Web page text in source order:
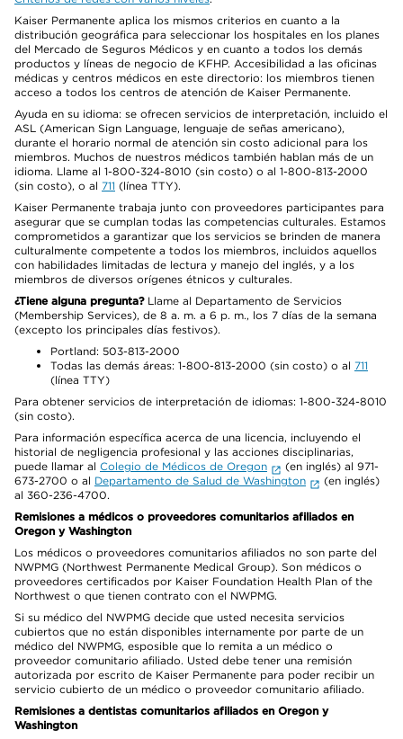
Kaiser Permanente aplica los mismos criterios en cuanto a la
distribución geográfica para seleccionar los hospitales en los planes
del Mercado de Seguros Médicos y en cuanto a todos los demás
productos y líneas de negocio de KFHP. Accesibilidad a las oficinas
médicas y centros médicos en este directorio: los miembros tienen
acceso a todos los centros de atención de Kaiser Permanente.
Ayuda en su idioma: se ofrecen servicios de interpretación, incluido el
ASL (American Sign Language, lenguaje de señas americano),
durante el horario normal de atención sin costo adicional para los
miembros. Muchos de nuestros médicos también hablan más de un
idioma. Llame al 1-800-324-8010 (sin costo) o al 1-800-813-2000
(sin costo), o al 711 (línea TTY).
Kaiser Permanente trabaja junto con proveedores participantes para
asegurar que se cumplan todas las competencias culturales. Estamos
comprometidos a garantizar que los servicios se brinden de manera
culturalmente competente a todos los miembros, incluidos aquellos
con habilidades limitadas de lectura y manejo del inglés, y a los
miembros de diversos orígenes étnicos y culturales.
¿Tiene alguna pregunta?Llame al Departamento de Servicios
(Membership Services), de 8 a. m. a 6 p. m., los 7 días de la semana
(excepto los principales días festivos).
Portland: 503-813-2000
Todas las demás áreas: 1-800-813-2000 (sin costo) o al 711
(línea TTY)
Para obtener servicios de interpretación de idiomas: 1-800-324-8010
(sin costo).
Para información específica acerca de una licencia, incluyendo el
historial de negligencia profesional y las acciones disciplinarias,
puede llamar al Colegio de Médicos de Oregon
(en inglés) al 971-
673-2700 o al Departamento de Salud de Washington
(en inglés)
al 360-236-4700.
Remisiones a médicos o proveedores comunitarios afiliados en
Oregon y Washington
Los médicos o proveedores comunitarios afiliados no son parte del
NWPMG (Northwest Permanente Medical Group). Son médicos o
proveedores certificados por Kaiser Foundation Health Plan of the
Northwest o que tienen contrato con el NWPMG.
Si su médico del NWPMG decide que usted necesita servicios
cubiertos que no están disponibles internamente por parte de un
médico del NWPMG, esposible que lo remita a un médico o
proveedor comunitario afiliado. Usted debe tener una remisión
autorizada por escrito de Kaiser Permanente para poder recibir un
servicio cubierto de un médico o proveedor comunitario afiliado.
Remisiones a dentistas comunitarios afiliados en Oregon y
Washington